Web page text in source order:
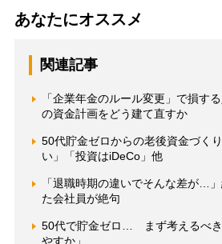
あなたにオススメ
関連記事
「企業年金のルール変更」で損す
の資金計画をどう建て直すか
50代貯金ゼロからの老後資金づく
い」「投資はiDeCo」他
「退職時期の違いでそんな差が…
た会社員が絶句
50代で貯金ゼロ… まず考えるべ
やすか」